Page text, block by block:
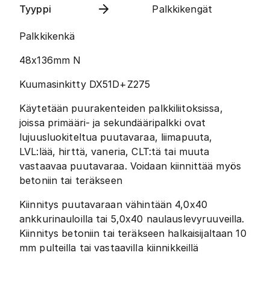
Tyyppi
Palkkikengät
Palkkikenkä
48x136mm N
Kuumasinkitty DX51D+Z275
Käytetään puurakenteiden palkkiliitoksissa,
joissa primääri- ja sekundääripalkki ovat
lujuusluokiteltua puutavaraa, liimapuuta,
LVL:lää, hirttä, vaneria, CLT:tä tai muuta
vastaavaa puutavaraa. Voidaan kiinnittää myös
betoniin tai teräkseen
Kiinnitys puutavaraan vähintään 4,0x40
ankkurinauloilla tai 5,0x40 naulauslevyruuveilla.
Kiinnitys betoniin tai teräkseen halkaisijaltaan 10
mm pulteilla tai vastaavilla kiinnikkeillä